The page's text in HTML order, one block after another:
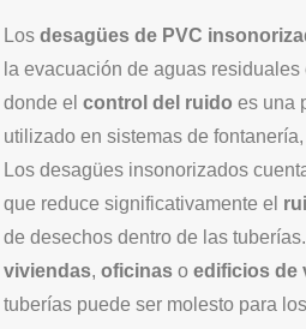
Los desagües de PVC
la evacuación de aguas
donde el control del ruido es una
utilizado en sistemas de
Los desagües insonorizados
que reduce significativamente el
de desechos dentro de las
viviendas, oficinas o edificios de
tuberías puede ser molesto para